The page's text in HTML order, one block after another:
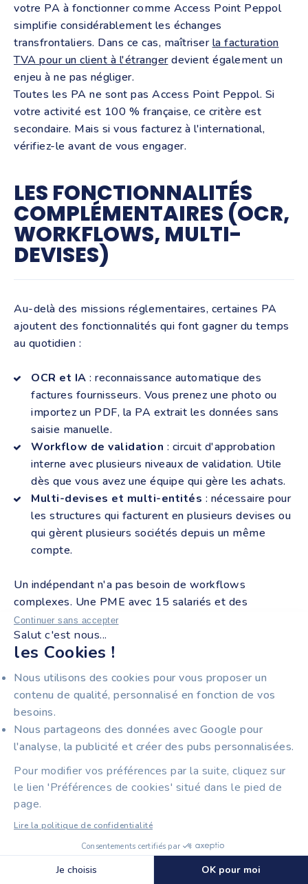
Continuer sans accepter
Salut c'est nous...
les Cookies !
Nous utilisons des cookies pour vous proposer un
contenu de qualité, personnalisé en fonction de vos
besoins.
Nous partageons des données avec Google pour
l'analyse, la publicité et créer des pubs personnalisées.
Pour modifier vos préférences par la suite, cliquez sur
le lien 'Préférences de cookies' situé dans le pied de
page.
Lire la politique de confidentialité
Consentements certifiés par
Je choisis OK pour moi
🍪 Cookies
votre PA à fonctionner comme Access Point Peppol
simplifie considérablement les échanges
transfrontaliers. Dans ce cas, maîtriserla facturation
TVA pour un client à l'étrangerdevient également un
enjeu à ne pas négliger.
Toutes les PA ne sont pas Access Point Peppol. Si
votre activité est 100 % française, ce critère est
secondaire. Mais si vous facturez à l'international,
vérifiez-le avant de vous engager.
LES FONCTIONNALITÉS
COMPLÉMENTAIRES (OCR,
WORKFLOWS, MULTI-
DEVISES)
Au-delà des missions réglementaires, certaines PA
ajoutent des fonctionnalités qui font gagner du temps
au quotidien :
OCR et IA : reconnaissance automatique des
factures fournisseurs. Vous prenez une photo ou
importez un PDF, la PA extrait les données sans
saisie manuelle.
Workflow de validation : circuit d'approbation
interne avec plusieurs niveaux de validation. Utile
dès que vous avez une équipe qui gère les achats.
Multi-devises et multi-entités : nécessaire pour
les structures qui facturent en plusieurs devises ou
qui gèrent plusieurs sociétés depuis un même
compte.
Un indépendant n'a pas besoin de workflows
complexes. Une PME avec 15 salariés et des
fournisseurs étrangers, si. Pour identifier les
fonctionnalités incontournables d'un logiciel de
facturationen 2026, un comparatif dédié recense les
11 modules essentiels.
COMMENT VÉRIFIER
QU'UNE PLATEFORME EST
BIEN AGRÉÉE PAR LA
DGFIP ?
LA LISTE OFFICIELLE DES PA